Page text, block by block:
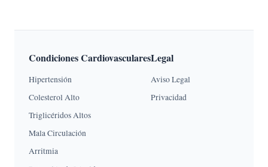
Condiciones Cardiovasculares
Hipertensión
Colesterol Alto
Triglicéridos Altos
Mala Circulación
Arritmia
Legal
Aviso Legal
Privacidad